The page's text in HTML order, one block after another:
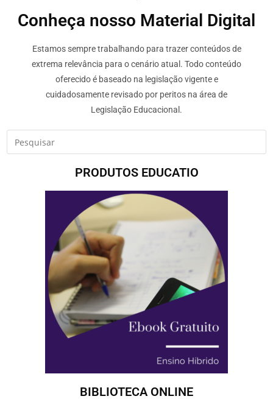
Conheça nosso Material Digital
Estamos sempre trabalhando para trazer conteúdos de
extrema relevância para o cenário atual. Todo conteúdo
oferecido é baseado na legislação vigente e
cuidadosamente revisado por peritos na área de
Legislação Educacional.
PRODUTOS EDUCATIO
BIBLIOTECA ONLINE